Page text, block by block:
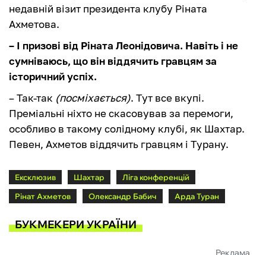
недавній візит президента клубу Ріната
Ахметова.
– І призові від Ріната Леонідовича. Навіть і не
сумніваюсь, що він віддячить гравцям за
історичний успіх.
– Так-так (посміхається). Тут все вкупі.
Преміальні ніхто не скасовував за перемоги,
особливо в такому солідному клубі, як Шахтар.
Певен, Ахметов віддячить гравцям і Турану.
Ексклюзив Шахтар
Ліга конференцій
Рінат Ахметов
Олександр Бабич Арда Туран
БУКМЕКЕРИ УКРАЇНИ
Реклама